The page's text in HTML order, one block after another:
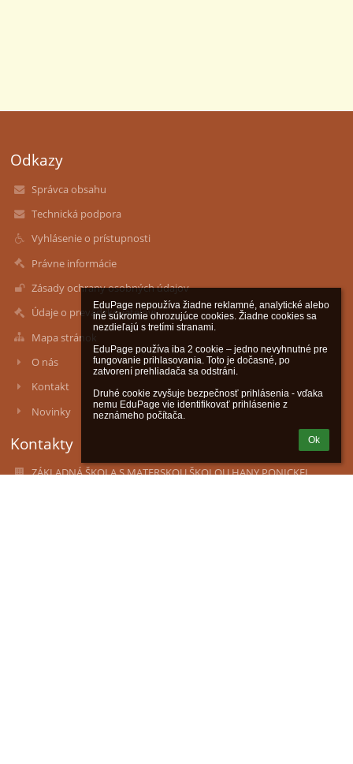
EduPage nepoužíva žiadne reklamné, analytické alebo
iné súkromie ohrozujúce cookies. Žiadne cookies sa
nezdieľajú s tretími stranami.
EduPage používa iba 2 cookie – jedno nevyhnutné pre
fungovanie prihlasovania. Toto je dočasné, po
zatvorení prehliadača sa odstráni.
Druhé cookie zvyšuje bezpečnosť prihlásenia - vďaka
nemu EduPage vie identifikovať prihlásenie z
neznámeho počítača.
Ok
Odkazy
Správca obsahu
Technická podpora
Vyhlásenie o prístupnosti
Právne informácie
Zásady ochrany osobných údajov
Údaje o prevádzkovateľovi
Mapa stránok
O nás
Kontakt
Novinky
Kontakty
ZÁKLADNÁ ŠKOLA S MATERSKOU ŠKOLOU HANY PONICKEJ